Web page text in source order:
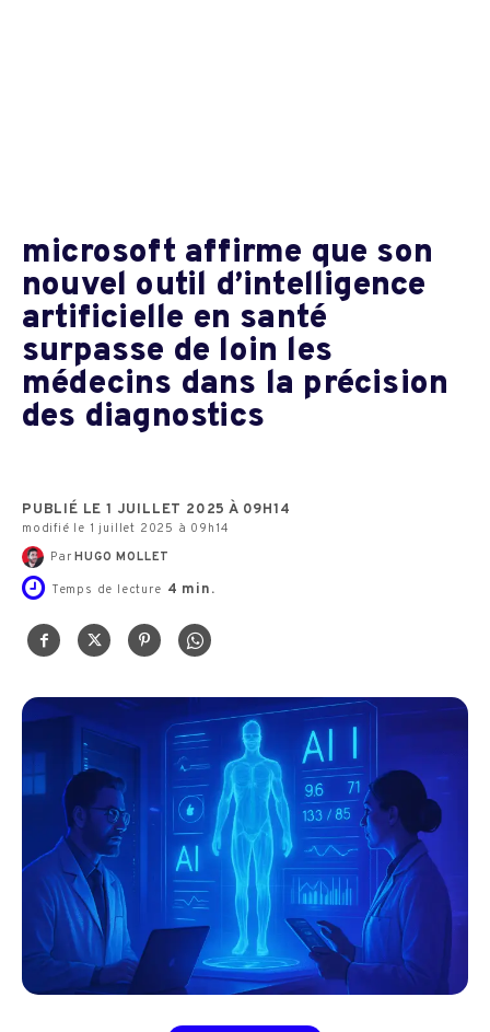
microsoft affirme que son
nouvel outil d’intelligence
artificielle en santé
surpasse de loin les
médecins dans la précision
des diagnostics
PUBLIÉ LE 1 JUILLET 2025 À 09H14
modifié le 1 juillet 2025 à 09h14
Par HUGO MOLLET
Temps de lecture 4 min.